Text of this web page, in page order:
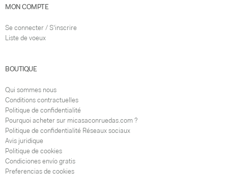
MON COMPTE
Se connecter / S'inscrire
Liste de voeux
BOUTIQUE
Qui sommes nous
Conditions contractuelles
Politique de confidentialité
Pourquoi acheter sur micasaconruedas.com ?
Politique de confidentialité Réseaux sociaux
Avis juridique
Politique de cookies
Condiciones envío gratis
Preferencias de cookies